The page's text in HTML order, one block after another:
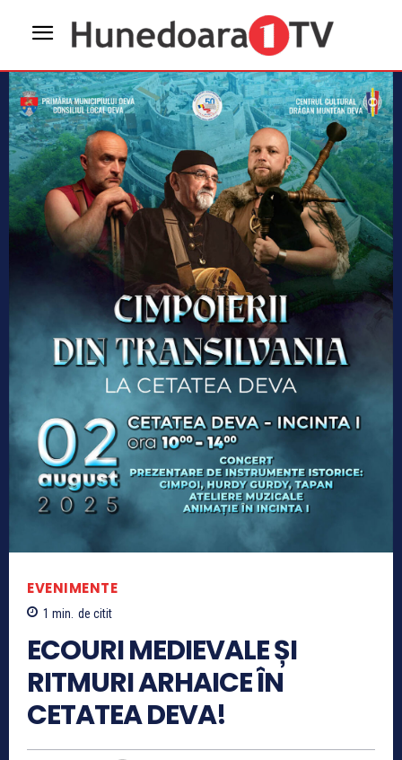
EVENIMENTE
1 min. de citit
ECOURI MEDIEVALE ȘI
RITMURI ARHAICE ÎN
CETATEA DEVA!